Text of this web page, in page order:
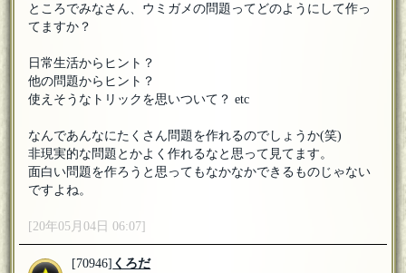
ところでみなさん、ウミガメの問題ってどのようにして作っ
てますか？
日常生活からヒント？
他の問題からヒント？
使えそうなトリックを思いついて？ etc
なんであんなにたくさん問題を作れるのでしょうか(笑)
非現実的な問題とかよく作れるなと思って見てます。
面白い問題を作ろうと思ってもなかなかできるものじゃない
ですよね。
[20年05月04日 06:07]
[70946] くろだ